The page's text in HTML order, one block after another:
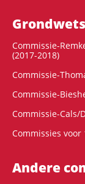
Commissie-
(2017-2018)
Commissie-
Commissie-
Commissie-Cals/
Commissies voor
Andere